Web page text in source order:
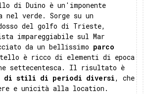
di Duino è un'imponente
nel verde. Sorge su un
del golfo di Trieste,
impareggiabile sul Mar
da un bellissimo parco
è ricco di elementi di epoca
settecentesca. Il risultato è
di stili di periodi diversi, che
e unicità alla location.